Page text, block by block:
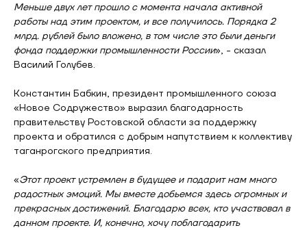
Меньше двух лет прошло с момента начала активной
работы над этим проектом, и все получилось. Порядка 2
млрд. рублей было вложено, в том числе это были деньги
фонда поддержки промышленности России», - сказал
Василий Голубев.
Константин Бабкин, президент промышленного союза
«Новое Содружество» выразил благодарность
правительству Ростовской области за поддержку
проекта и обратился с добрым напутствием к коллективу
таганрогского предприятия.
«Этот проект устремлен в будущее и подарит нам много
радостных эмоций. Мы вместе добьемся здесь огромных и
прекрасных достижений. Благодарю всех, кто участвовал в
данном проекте. И, конечно, хочу поблагодарить